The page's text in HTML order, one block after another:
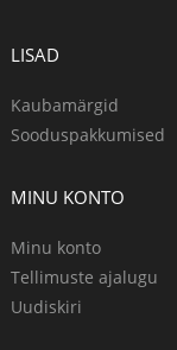
LISAD
Kaubamärgid
Sooduspakkumised
MINU KONTO
Minu konto
Tellimuste ajalugu
Uudiskiri